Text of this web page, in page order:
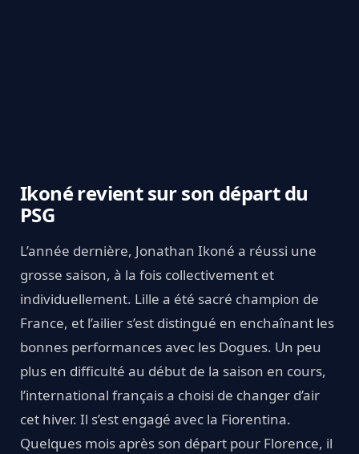
Ikoné revient sur son départ du
PSG
L’année dernière, Jonathan Ikoné a réussi une
grosse saison, à la fois collectivement et
individuellement. Lille a été sacré champion de
France, et l’ailier s’est distingué en enchaînant les
bonnes performances avec les Dogues. Un peu
plus en difficulté au début de la saison en cours,
l’international français a choisi de changer d’air
cet hiver. Il s’est engagé avec la Fiorentina.
Quelques mois après son départ pour Florence, il